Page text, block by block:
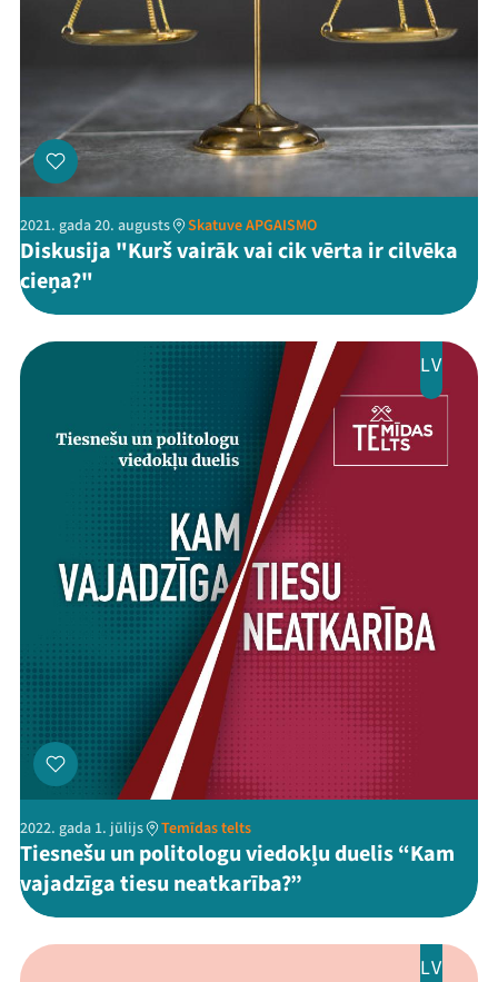
Kontakti
ThreadsFacebookYoutube
X Instagram
Flick TikTok
2021. gada 20. augusts Skatuve APGAISMO
Diskusija "Kurš vairāk vai cik vērta ir cilvēka
cieņa?"
LV
2022. gada 1. jūlijs Temīdas telts
Tiesnešu un politologu viedokļu duelis “Kam
vajadzīga tiesu neatkarība?”
LV